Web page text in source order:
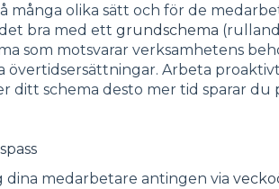
många olika sätt och för de
bra med ett grundschema
som motsvarar verksamhetens
övertidsersättningar. Arbeta
ditt schema desto mer tid sparar du
dina medarbetare antingen via